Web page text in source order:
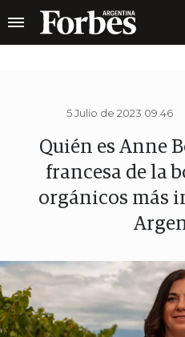
5 Julio de 2023 09.46
Quién es Anne
francesa de la
orgánicos más